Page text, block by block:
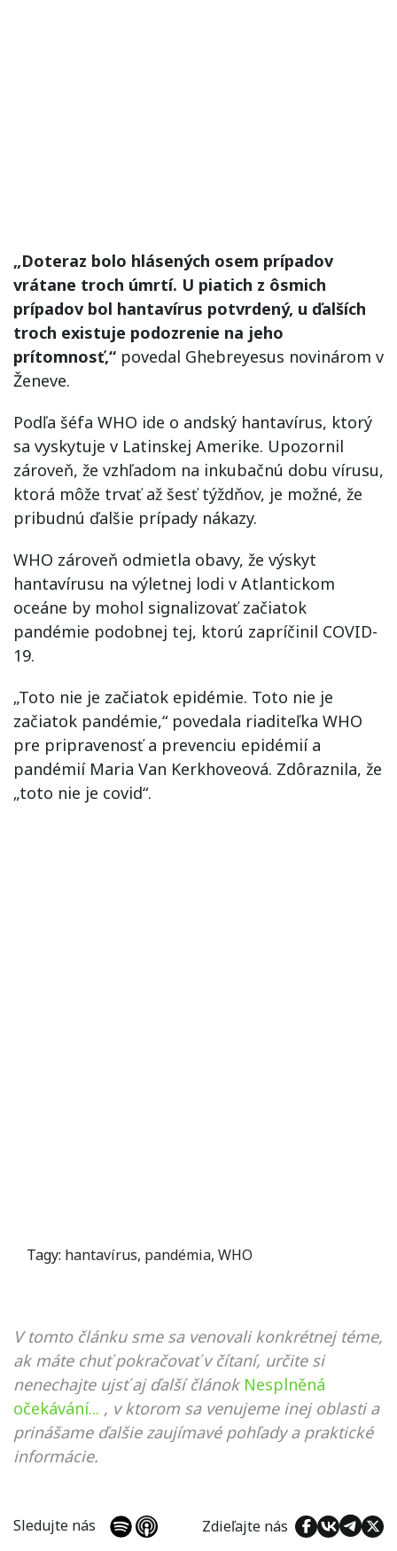
„Doteraz bolo hlásených osem prípadov
vrátane troch úmrtí. U piatich z ôsmich
prípadov bol hantavírus potvrdený, u ďalších
troch existuje podozrenie na jeho
prítomnosť,“ povedal Ghebreyesus novinárom v
Ženeve.
Podľa šéfa WHO ide o andský hantavírus, ktorý
sa vyskytuje v Latinskej Amerike. Upozornil
zároveň, že vzhľadom na inkubačnú dobu vírusu,
ktorá môže trvať až šesť týždňov, je možné, že
pribudnú ďalšie prípady nákazy.
WHO zároveň odmietla obavy, že výskyt
hantavírusu na výletnej lodi v Atlantickom
oceáne by mohol signalizovať začiatok
pandémie podobnej tej, ktorú zapríčinil COVID-
19.
„Toto nie je začiatok epidémie. Toto nie je
začiatok pandémie,“ povedala riaditeľka WHO
pre pripravenosť a prevenciu epidémií a
pandémií Maria Van Kerkhoveová. Zdôraznila, že
„toto nie je covid“.
Tagy: hantavírus, pandémia, WHO
V tomto článku sme sa venovali konkrétnej téme,
ak máte chuť pokračovať v čítaní, určite si
nenechajte ujsť aj ďalší článok Nesplněná
očekávání... , v ktorom sa venujeme inej oblasti a
prinášame ďalšie zaujímavé pohľady a praktické
informácie.
Sledujte nás Zdieľajte nás